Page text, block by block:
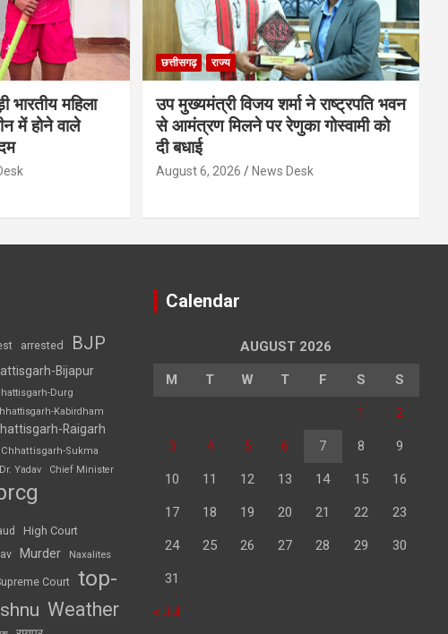
भारतीय महिला
में होने वाले
छत्तीसगढ़ राज्य
उप मुख्यमंत्री विजय शर्मा ने राष्ट्रपति भवन
से आमंत्रण मिलने पर रेणुका गोस्वामी को
दी बधाई
August 6, 2026 News Desk
arrested BJP
Bijapur
Durg
Kabirdham
Raigarh
Chhattisgarh-Sukma
Yadav Chief Minister
High Court
Murder Naxalites
Court top-
Weather
Calendar
AUGUST 2026
M T W T F S S
1 2
3 4 5 6 7 8 9
10 11 12 13 14 15 16
17 18 19 20 21 22 23
24 25 26 27 28 29 30
31
« Jul